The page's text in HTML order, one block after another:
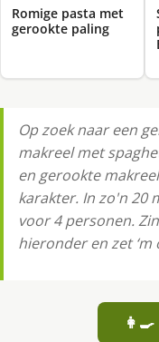
Romige pasta met
gerookte paling
Op zoek naar een
makreel met
en gerookte
karakter. In zo'n 20
voor 4 personen.
hieronder en zet ‘m